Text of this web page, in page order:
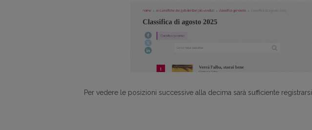
Per vedere le posizioni successive alla decima sarà sufficiente registrarsi